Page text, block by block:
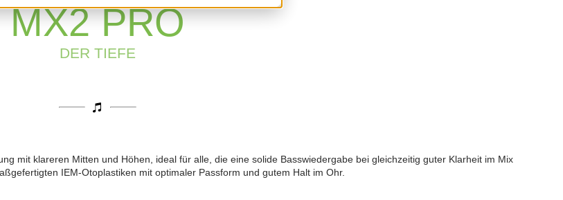
MX2 PRO
DER TIEFE
mit klareren Mitten und Höhen, ideal für alle, die eine solide Basswiedergabe bei gleichzeitig guter Klarheit im Mix
IEM-Otoplastiken mit optimaler Passform und gutem Halt im Ohr.